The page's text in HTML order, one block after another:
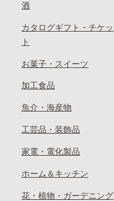
酒
カタログギフト・チケッ
ト
お菓子・スイーツ
加工食品
魚介・海産物
工芸品・装飾品
家電・電化製品
ホーム＆キッチン
花・植物・ガーデニング